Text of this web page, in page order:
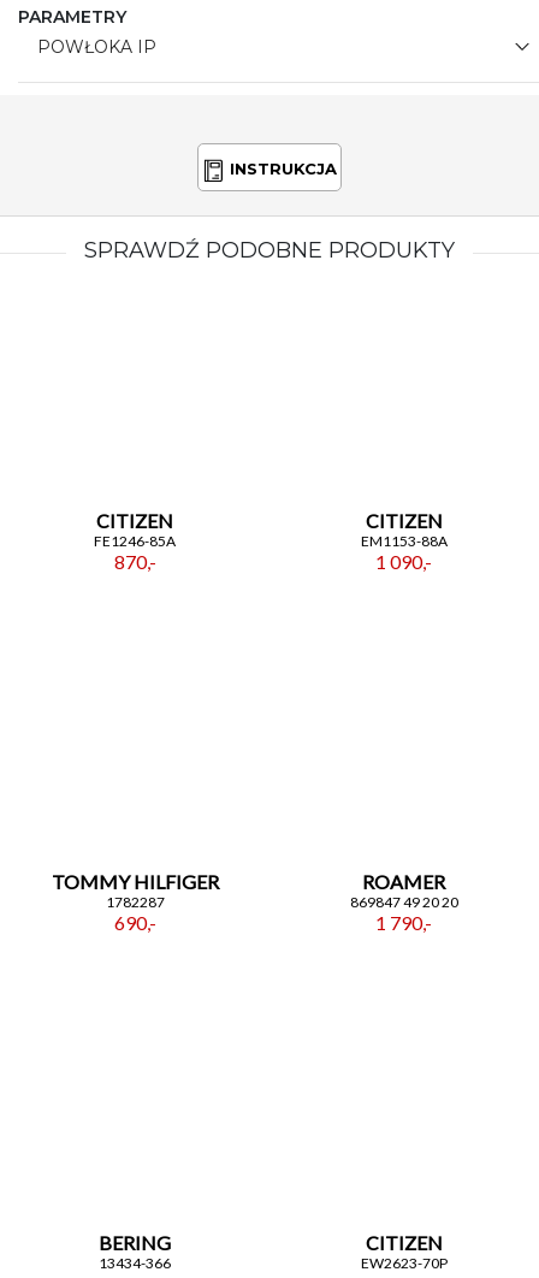
PARAMETRY
POWŁOKA IP
INSTRUKCJA
SPRAWDŹ PODOBNE PRODUKTY
CITIZEN
FE1246-85A
870,-
CITIZEN
EM1153-88A
1 090,-
TOMMY HILFIGER
1782287
690,-
ROAMER
869847 49 20 20
1 790,-
BERING
13434-366
CITIZEN
EW2623-70P